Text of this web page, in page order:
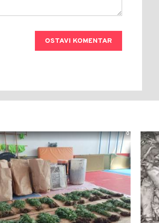
OSTAVI KOMENTAR
0